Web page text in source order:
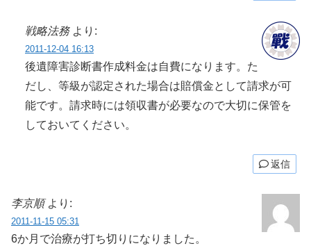
戦略法務 より:
2011-12-04 16:13
後遺障害診断書作成料金は自費になります。た
だし、等級が認定された場合は賠償金として請求が可
能です。請求時には領収書が必要なので大切に保管を
しておいてください。
返信
李京順 より:
2011-11-15 05:31
6か月で治療が打ち切りになりました。